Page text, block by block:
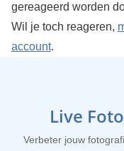
gereageerd worden
Wil je toch reageren,
account.
Live
Verbeter jouw